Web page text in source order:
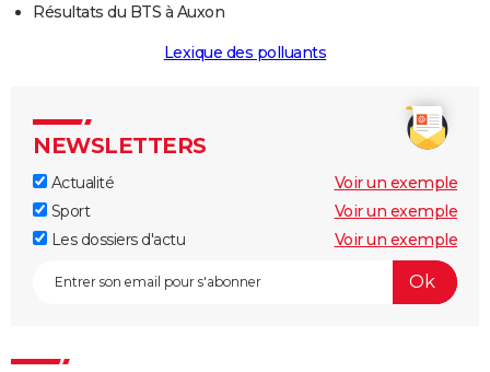
Résultats du BTS à Auxon
Lexique des polluants
NEWSLETTERS
Actualité
Voir un exemple
Sport
Voir un exemple
Les dossiers d'actu
Voir un exemple